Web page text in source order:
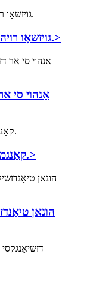
גויזשאָו רויהע פאַרמאַסוטיקאַל קאָו., לטד.>
אַנהוי סי
קאַנגמיי פאַרמאַסוטיקאַל קאָו., לטד.>
הונאן